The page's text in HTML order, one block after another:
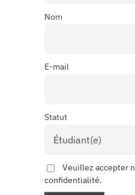
Nom
E-mail
Statut
Veuillez accepter
confidentialité.